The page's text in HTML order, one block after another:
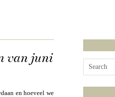
van juni
en hoeveel we